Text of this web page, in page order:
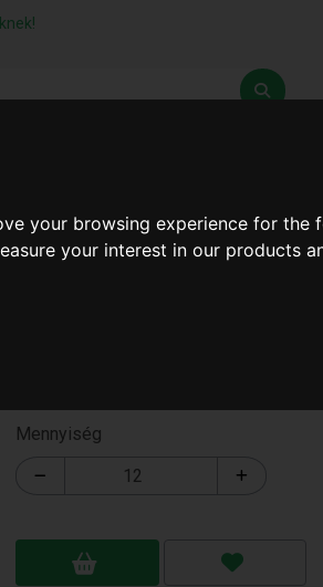
your browsing experience for the
your interest in our products
Mennyiség